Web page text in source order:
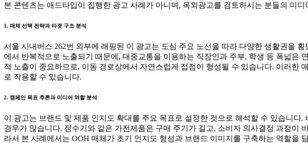
본 콘텐츠는 애드타입이 집행한 광고 사례가 아니며, 옥외광고를 검토하시는 분들의 미
1. 매체 선택 전략과 타겟 구조 분석
서울 시내버스 262번 외부에 래핑된 이 광고는 도심 주요 노선을 따라 다양한 생활권을
에서 반복적으로 노출되기 때문에, 대중교통을 이용하는 직장인과 주부, 학생 등 폭넓은
적 노출이 중요하므로, 이동 경로상에서 자연스럽게 접점이 형성될 수 있습니다. 이러한
로 작용할 수 있습니다.
2. 캠페인 목표 추론과 미디어 역할 분석
이 광고는 브랜드 및 제품 인지도 확대를 주요 목표로 설정한 것으로 해석할 수 있습니
경우가 많습니다. 정수기와 같은 가전제품은 구매 주기가 길고, 소비자 의사결정 과정이
라서 본 사례에서는 OOH 매체가 초기 인지도 형성과 브랜드 이미지를 구축하는 역할을